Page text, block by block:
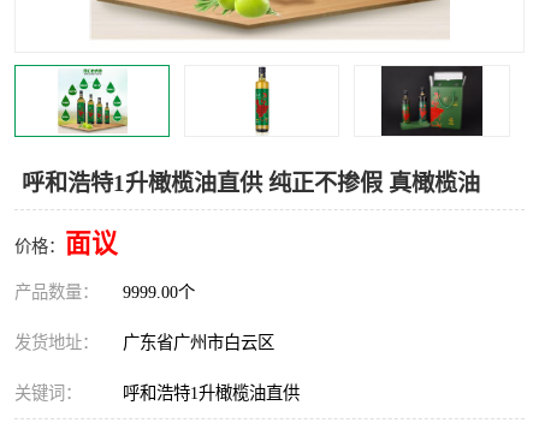
呼和浩特1升橄榄油直供 纯正不掺假 真橄榄油
价格： 面议
产品数量： 9999.00个
发货地址： 广东省广州市白云区
关键词： 呼和浩特1升橄榄油直供